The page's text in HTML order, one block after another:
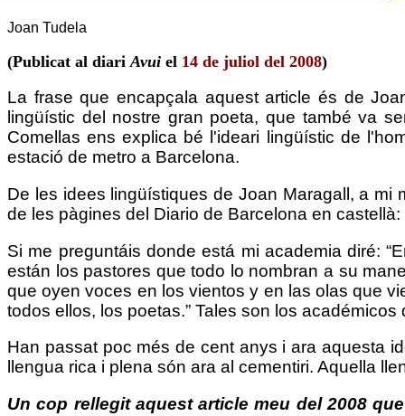
Joan Tudela
(Publicat al diari Avui el 14 de juliol del 2008)
La frase que encapçala aquest article és de
lingüístic del nostre gran poeta, que també va
Comellas ens explica bé l'ideari lingüístic de
estació de metro a Barcelona.
De les idees lingüístiques de Joan Maragall, a
de les pàgines del Diario de Barcelona en
Si me preguntáis donde está mi academia diré:
están los pastores que todo lo nombran a su
que oyen voces en los vientos y en las olas que
todos ellos, los poetas.” Tales son los
Han passat poc més de cent anys i ara aquesta
llengua rica i plena són ara al cementiri. Aquella
Un cop rellegit aquest article meu del 2008